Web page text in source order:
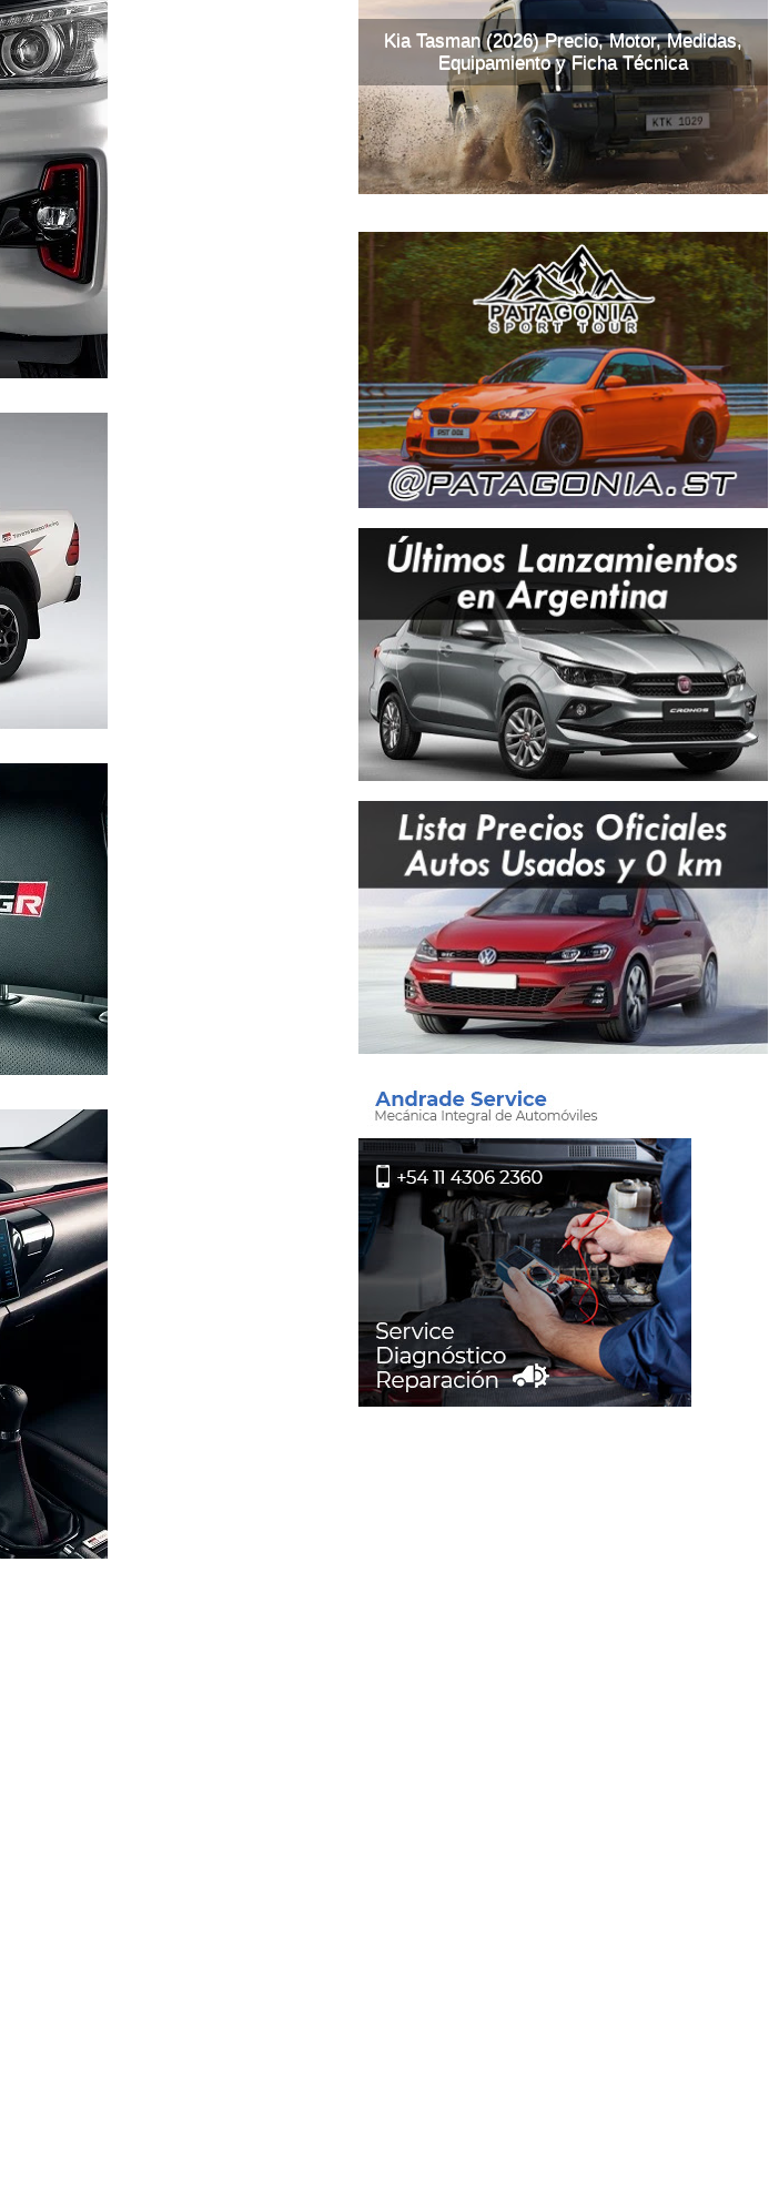
Kia Tasman (2026) Precio, Motor, Medidas,
Equipamiento y Ficha Técnica